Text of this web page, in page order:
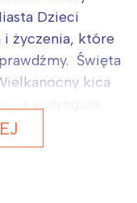
Dzieci
i życzenia, które
Święta
kica